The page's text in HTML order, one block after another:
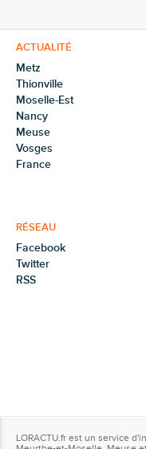
ACTUALITÉ
Metz
Thionville
Moselle-Est
Nancy
Meuse
Vosges
France
RÉSEAU
Facebook
Twitter
RSS
LORACTU.fr est un service